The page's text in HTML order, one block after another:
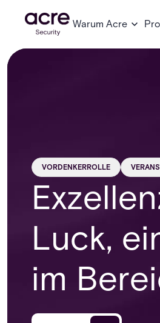
Warum Acre
VORDENKERROLLE
Luck,
im